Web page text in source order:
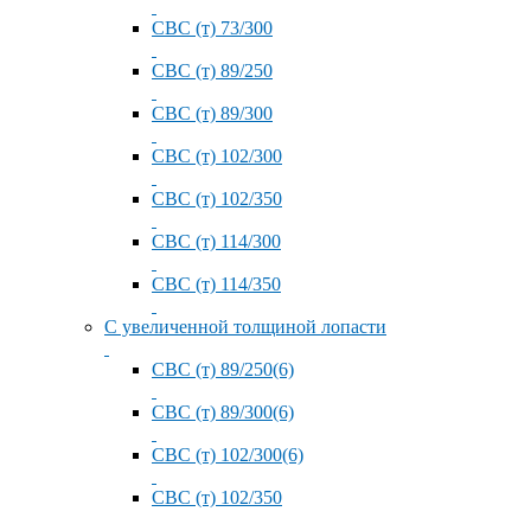
СВС (т) 73/300
СВС (т) 89/250
СВС (т) 89/300
СВС (т) 102/300
СВС (т) 102/350
СВС (т) 114/300
СВС (т) 114/350
С увеличенной толщиной лопасти
СВС (т) 89/250(6)
СВС (т) 89/300(6)
СВС (т) 102/300(6)
СВС (т) 102/350